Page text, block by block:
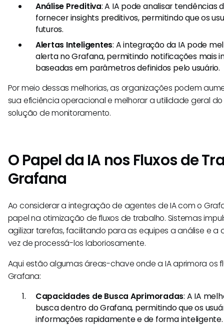
Análise Preditiva: A IA pode analisar tendências
fornecer insights preditivos, permitindo que os
futuros.
Alertas Inteligentes: A integração da IA pode
alerta no Grafana, permitindo notificações mais
baseadas em parâmetros definidos pelo usuário.
Por meio dessas melhorias, as organizações podem
sua eficiência operacional e melhorar a utilidade geral
solução de monitoramento.
O Papel da IA nos Fluxos de
Grafana
Ao considerar a integração de agentes de IA com o
papel na otimização de fluxos de trabalho. Sistemas
agilizar tarefas, facilitando para as equipes a análise e
vez de processá-los laboriosamente.
Aqui estão algumas áreas-chave onde a IA aprimora os
Grafana:
Capacidades de Busca Aprimoradas: A IA
busca dentro do Grafana, permitindo que os
informações rapidamente e de forma inteligente.